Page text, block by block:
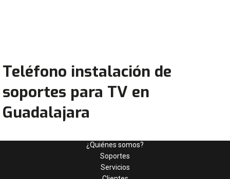
Teléfono instalación de
soportes para TV en
Guadalajara
¿Quiénes somos?
Soportes
Servicios